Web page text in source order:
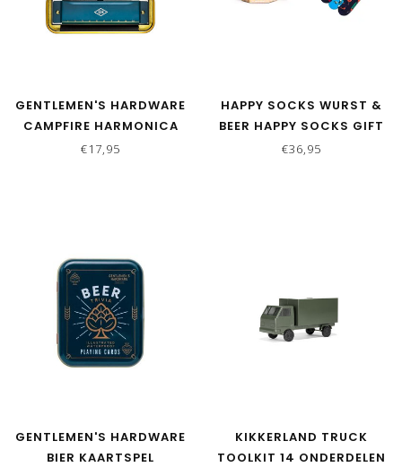
GENTLEMEN'S HARDWARE
CAMPFIRE HARMONICA
€17,95
HAPPY SOCKS WURST &
BEER HAPPY SOCKS GIFT
SET - 3 PAAR
€36,95
GENTLEMEN'S HARDWARE
BIER KAARTSPEL
KIKKERLAND TRUCK
TOOLKIT 14 ONDERDELEN